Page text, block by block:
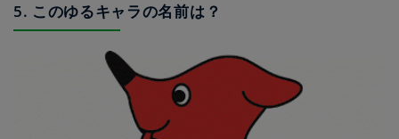
5. このゆるキャラの名前は？